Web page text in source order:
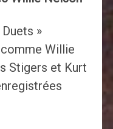
»
Willie
Stigers et Kurt